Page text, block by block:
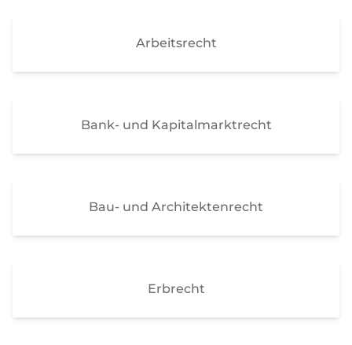
Arbeitsrecht
Bank- und Kapitalmarktrecht
Bau- und Architektenrecht
Erbrecht